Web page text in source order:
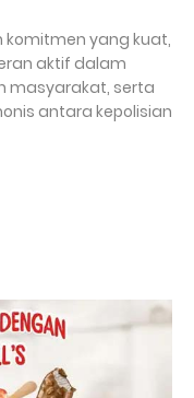
yang kuat,
aktif dalam
masyarakat, serta
antara kepolisian